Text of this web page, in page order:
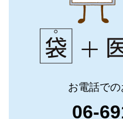
お電話で
06-